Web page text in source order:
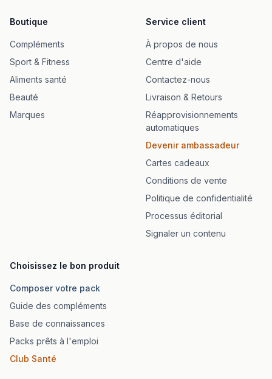
Boutique
Compléments
Sport & Fitness
Aliments santé
Beauté
Marques
Service client
À propos de nous
Centre d'aide
Contactez-nous
Livraison & Retours
Réapprovisionnements
automatiques
Devenir ambassadeur
Cartes cadeaux
Conditions de vente
Politique de confidentialité
Processus éditorial
Signaler un contenu
Choisissez le bon produit
Composer votre pack
Guide des compléments
Base de connaissances
Packs prêts à l'emploi
Club Santé